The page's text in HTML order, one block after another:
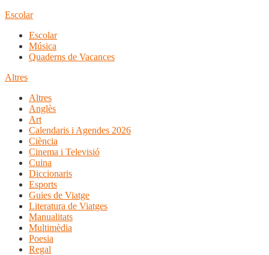
Escolar
Escolar
Música
Quaderns de Vacances
Altres
Altres
Anglès
Art
Calendaris i Agendes 2026
Ciència
Cinema i Televisió
Cuina
Diccionaris
Esports
Guies de Viatge
Literatura de Viatges
Manualitats
Multimèdia
Poesia
Regal